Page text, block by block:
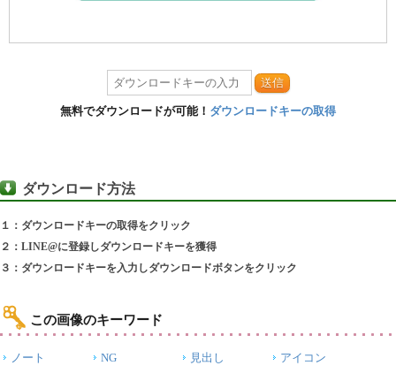
送信
無料でダウンロードが可能！ ダウンロードキーの取得
ダウンロード方法
１：ダウンロードキーの取得をクリック
２：LINE@に登録しダウンロードキーを獲得
３：ダウンロードキーを入力しダウンロードボタンをクリック
この画像のキーワード
ノート NG 見出し アイコン